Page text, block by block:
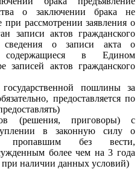
о заключении брака не
при рассмотрении заявления о
записи актов гражданского
сведения о записи акта о
содержащиеся в Едином
записей актов гражданского
пошлины за
предоставляется по
(решения, приговоры) с
в законную силу о
пропавшим без вести,
более чем на 3 года
наличии данных условий)